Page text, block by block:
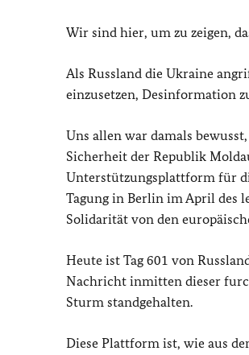
Wir sind hier, um zu zeigen,
Als Russland die Ukraine
einzusetzen, Desinformation
Uns allen war damals
Sicherheit der Republik
Unterstützungsplattform für
Tagung in Berlin im April des
Solidarität von den
Heute ist Tag 601 von
Nachricht inmitten dieser
Sturm standgehalten.
Diese Plattform ist, wie aus